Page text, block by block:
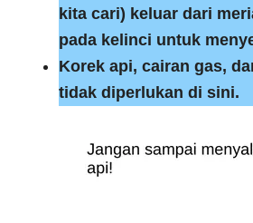
kita cari) keluar dari
pada kelinci untuk
Korek api, cairan gas,
tidak diperlukan di sini.